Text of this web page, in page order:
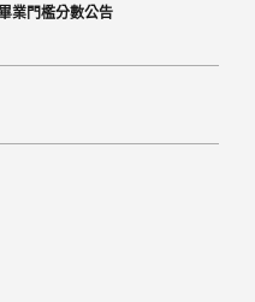
業門檻分數公告